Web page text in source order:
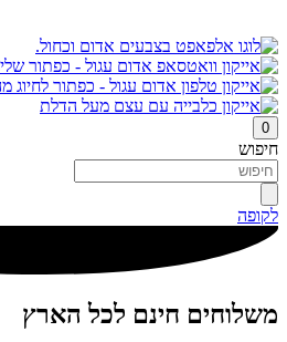
0
חיפוש
לקופה
משלוחים חינם לכל הארץ